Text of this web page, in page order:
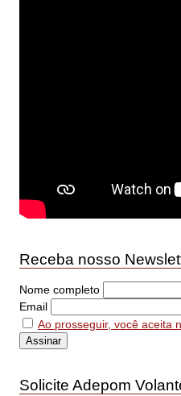
Receba nosso
Nome completo
Email
Ao prosseguir, você aceita
Solicite Adepom